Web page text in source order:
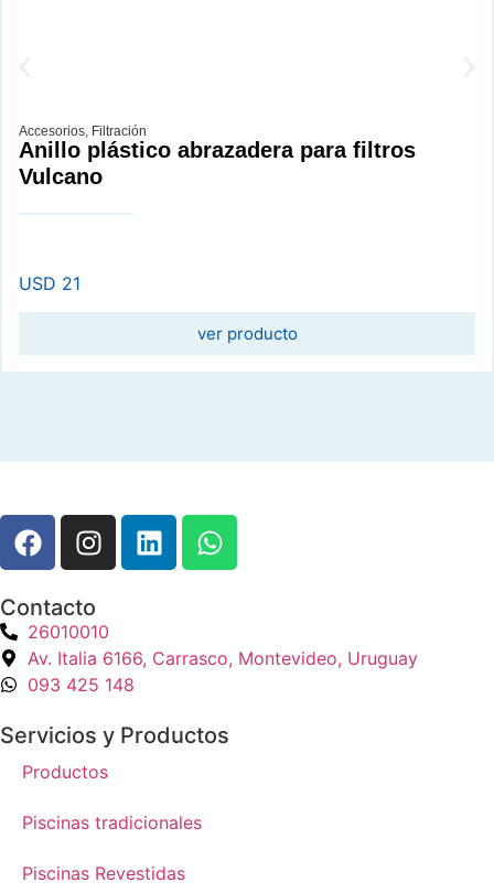
Accesorios Filtración
Anillo plástico abrazadera para filtros
Vulcano
USD 21
ver producto
Contacto
26010010
Av. Italia 6166, Carrasco, Montevideo, Uruguay
093 425 148
Servicios y Productos
Productos
Piscinas tradicionales
Piscinas Revestidas